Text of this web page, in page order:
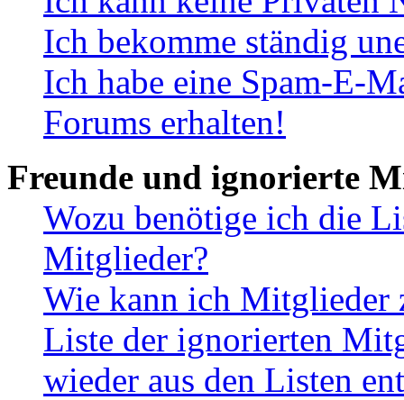
Ich bekomme ständig
Ich habe eine Spam-E-
Forums erhalten!
Freunde und ignorierte
Wozu benötige ich die
Mitglieder?
Wie kann ich Mitglieder
Liste der ignorierten
wieder aus den Listen